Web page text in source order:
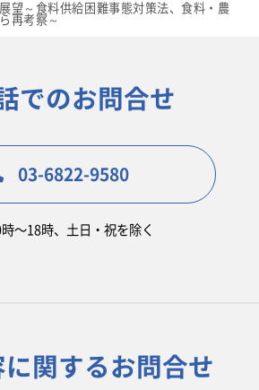
望～食料供給困難事態対策法、食料・農
再考察～
でのお問合せ
03-6822-9580
〜18時、土日・祝を除く
に関するお問合せ